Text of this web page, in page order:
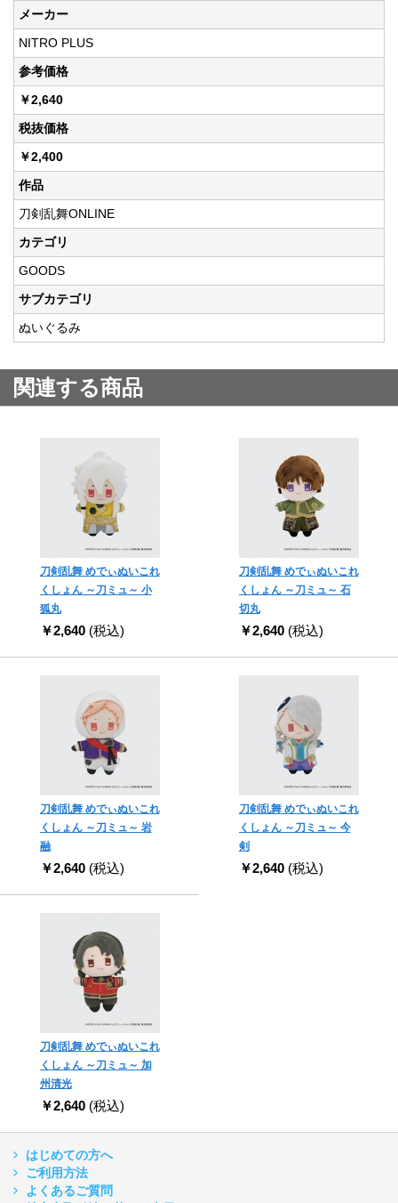
メーカー
NITRO PLUS
参考価格
￥2,640
税抜価格
￥2,400
作品
刀剣乱舞ONLINE
カテゴリ
GOODS
サブカテゴリ
ぬいぐるみ
関連する商品
刀剣乱舞 めでぃぬいこれ
くしょん ～刀ミュ～ 小
狐丸
￥2,640 (税込)
刀剣乱舞 めでぃぬいこれ
くしょん ～刀ミュ～ 石
切丸
￥2,640 (税込)
刀剣乱舞 めでぃぬいこれ
くしょん ～刀ミュ～ 岩
融
￥2,640 (税込)
刀剣乱舞 めでぃぬいこれ
くしょん ～刀ミュ～ 今
剣
￥2,640 (税込)
刀剣乱舞 めでぃぬいこれ
くしょん ～刀ミュ～ 加
州清光
￥2,640 (税込)
はじめての方へ
ご利用方法
よくあるご質問